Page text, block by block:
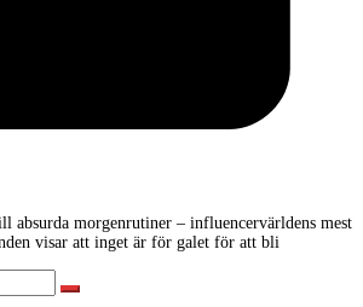
absurda morgenrutiner – influencervärldens mest
visar att inget är för galet för att bli